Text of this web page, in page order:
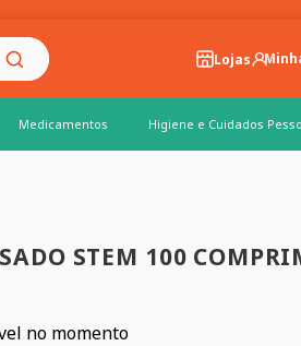
Lojas
Medicamentos Higiene e Cuidados
STEM 100
no momento